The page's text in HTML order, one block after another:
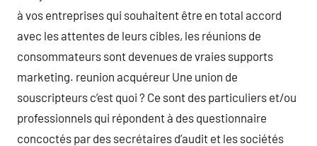
à vos entreprises qui souhaitent être en total accord
avec les attentes de leurs cibles, les réunions de
consommateurs sont devenues de vraies supports
marketing. reunion acquéreur Une union de
souscripteurs c’est quoi ? Ce sont des particuliers et/ou
professionnels qui répondent à des questionnaire
concoctés par des secrétaires d’audit et les sociétés